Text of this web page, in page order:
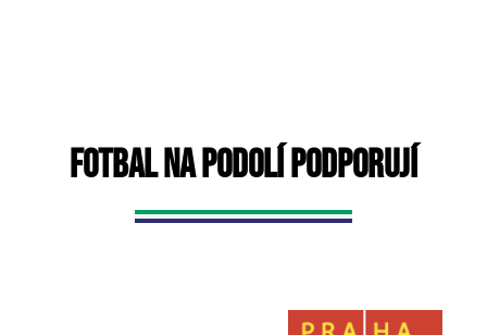
FOTBAL NA PODOLÍ PODPORUJÍ